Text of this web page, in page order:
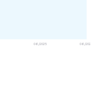
06/2025 06/2026